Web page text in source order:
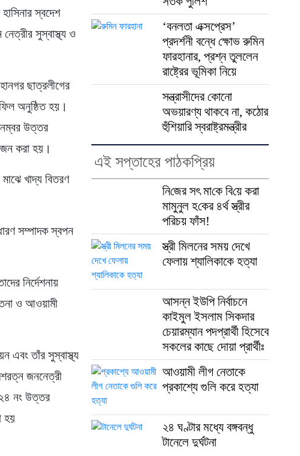
স্বদেশ
সুস্বাস্থ্য ও
ছাত্রলীগের
অনুষ্ঠিত হয়।
নম্বর উত্তর
করা হয়।
খাদ্য বিতরণ
সম্পাদক স্বপন
নির্দেশনায়
ও আওয়ামী
এবং তাঁর সুস্বাস্থ্য
জননেত্রী
২৪ নং উত্তর
হয়
‘বনলতা এক্সপ্রেস’
প্রদর্শনী বন্ধে ক্ষোভ রুমিন
ফারহানার, প্রশ্ন তুললেন
রাষ্ট্রের ভূমিকা নিয়ে
সন্ত্রাসীদের কোনো
অভয়ারণ্য থাকবে না, কঠোর
হুঁশিয়ারি স্বরাষ্ট্রমন্ত্রীর
এই সপ্তাহের পাঠকপ্রিয়
নি‌জের সৎ মা‌কে বি‌য়ে করা
মামুনুল হ‌কের ৪র্থ স্ত্রীর
প‌রিচয় ফাঁস!
স্ত্রী মিলনের সময় দেখে
ফেলায় শ্যালিকাকে হত্যা
আসন্ন ইউপি নির্বাচনে
কাইমুল ইসলাম সিকদার
চেয়ারম্যান পদপ্রার্থী হিসেবে
সকলের কাছে দোয়া প্রার্থীঃ
আওয়ামী লীগ নেতাকে
প্রকাশ্যে গুলি করে হত্যা
২৪ ঘণ্টার মধ্যে বঙ্গবন্ধু
টানেলে দুর্ঘটনা